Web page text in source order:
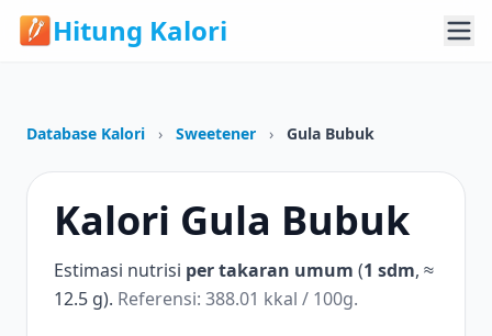
Hitung Kalori
Database Kalori › Sweetener › Gula Bubuk
Kalori Gula Bubuk
Estimasi nutrisi per takaran umum (1 sdm, ≈
12.5 g). Referensi: 388.01 kkal / 100g.